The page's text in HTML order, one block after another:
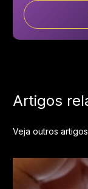
Artigos
Veja outros